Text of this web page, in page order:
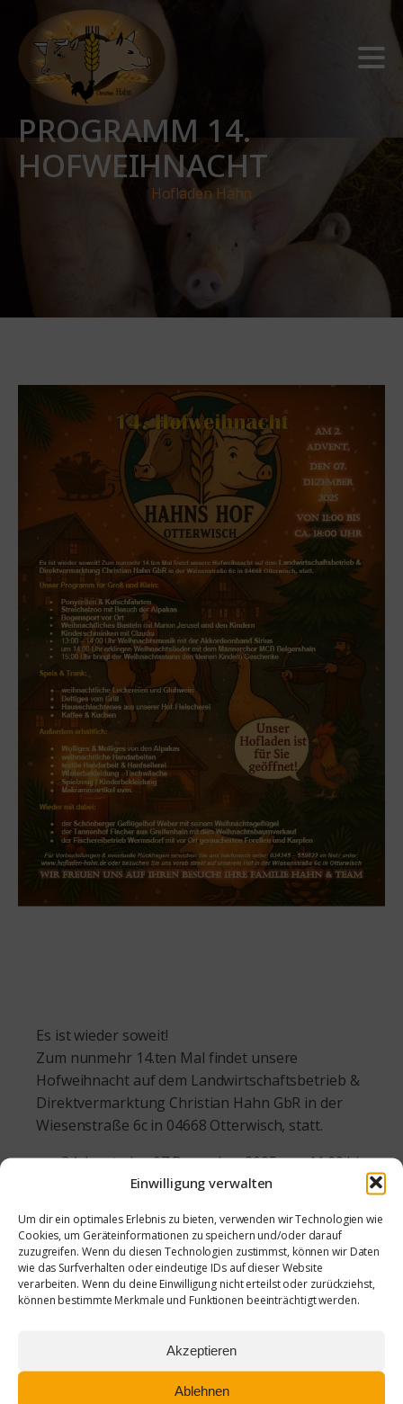
Einwilligung verwalten
Um dir ein optimales Erlebnis zu bieten, verwenden wir Technologien wie
Cookies, um Geräteinformationen zu speichern und/oder darauf
zuzugreifen. Wenn du diesen Technologien zustimmst, können wir Daten
wie das Surfverhalten oder eindeutige IDs auf dieser Website
verarbeiten. Wenn du deine Einwilligung nicht erteilst oder zurückziehst,
können bestimmte Merkmale und Funktionen beeinträchtigt werden.
Akzeptieren
Ablehnen
PROGRAMM 14.
HOFWEIHNACHT
Hofladen Hahn
Es ist wieder soweit!
Zum nunmehr 14.ten Mal findet unsere
Hofweihnacht auf dem Landwirtschaftsbetrieb &
Direktvermarktung Christian Hahn GbR in der
Wiesenstraße 6c in 04668 Otterwisch, statt.
am 2.Advent, den 07.Dezember 2025 von 11:00 bis
ca. 18:00 Uhr
Unser Programm für Groß und Klein:
Ponyreiten & Kutschfahrten
Streichelzoo mit Besuch der Alpakas
Bogensport vor Ort
und den Kindern
Kinderschminken mit Claudia
13:00 – 14:00 Uhr Weihnachtsmusik mit der